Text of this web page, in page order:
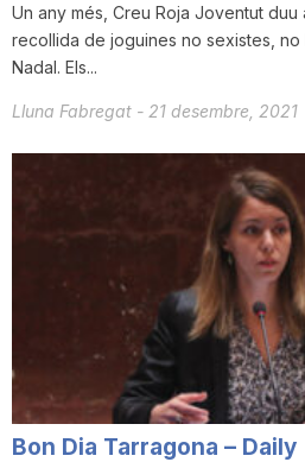
a
r
o
Un any més, Creu Roja Joventut
recollida de joguines no sexistes, no
Nadal. Els...
Lluna Fabregat - 21 desembre, 2021
Bon Dia Tarragona – Daily